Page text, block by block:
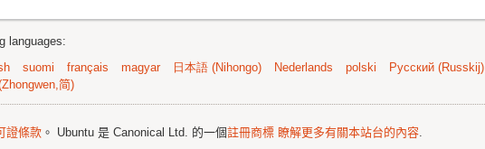
languages:
suomi français magyar 日本語 (Nihongo) Nederlands polski Русский (Russkij)
简)
證條款 。 Ubuntu 是 Canonical Ltd. 的一個註冊商標 瞭解更多有關本站台的內容.